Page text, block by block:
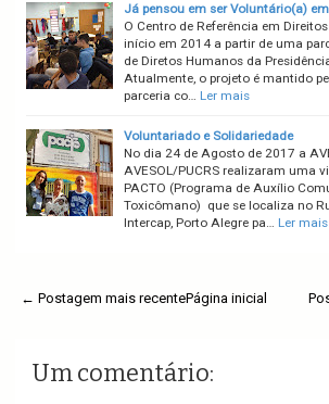
Já pensou em ser Voluntário(a)
O Centro de Referência em
início em 2014 a partir de uma
de Diretos Humanos da
Atualmente, o projeto é mantido
parceria co… Ler mais
Voluntariado e Solidariedade
No dia 24 de Agosto de 2017 a
AVESOL/PUCRS realizaram uma
PACTO (Programa de Auxílio
Toxicômano) que se localiza no
Intercap, Porto Alegre pa… Ler mais
← Postagem mais recentePágina inicial
Um comentário: